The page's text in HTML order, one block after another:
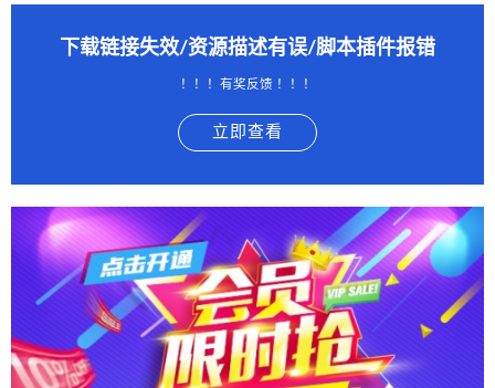
下载链接失效/资源描述有误/脚本插件报错
！！！有奖反馈 ！！！
立即查看